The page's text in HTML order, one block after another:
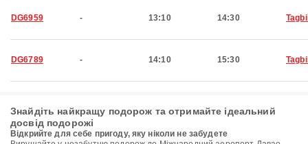
DG6959 - 13:10 14:30
DG6789 - 14:10 15:30
Знайдіть найкращу подорож та отримайте ідеальний
досвід подорожі
Відкрийте для себе пригоду, яку ніколи не забудете